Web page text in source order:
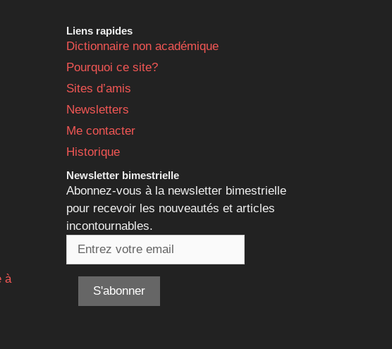
à
Liens rapides
Dictionnaire non académique
Pourquoi ce site?
Sites d’amis
Newsletters
Me contacter
Historique
Newsletter bimestrielle
Abonnez-vous à la newsletter bimestrielle
pour recevoir les nouveautés et articles
incontournables.